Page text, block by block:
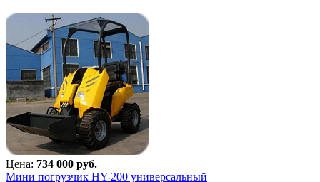
Цена: 734 000 руб.
Мини погрузчик HY-200 универсальный